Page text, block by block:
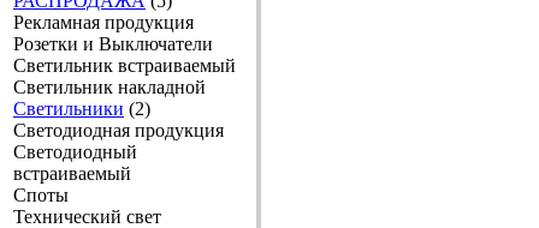
Рекламная продукция
Розетки и Выключатели
Светильник встраиваемый
Светильник накладной
Светильники (2)
Светодиодная продукция
Светодиодный
встраиваемый
Споты
Технический свет